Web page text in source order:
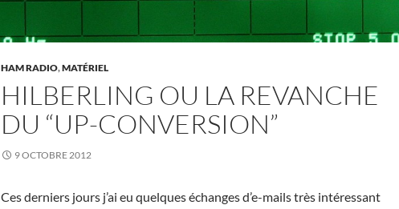
HAM RADIO,MATÉRIEL
HILBERLING OU LA REVANCHE
DU “UP-CONVERSION”
9 OCTOBRE 2012
Ces derniers jours j’ai eu quelques échanges d’e-mails très intéressant